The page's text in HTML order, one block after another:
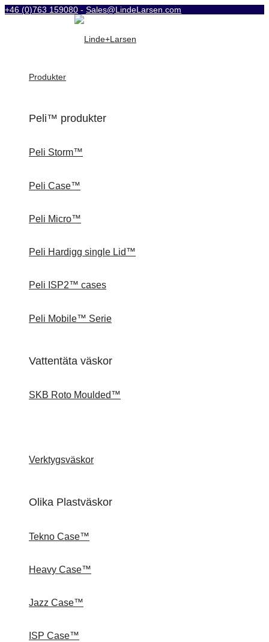
+46 (0)763 159080 - Sales@LindeLarsen.com
Produkter
Peli™ produkter
Peli Storm™
Peli Case™
Peli Micro™
Peli Hardigg single Lid™
Peli ISP2™ cases
Peli Mobile™ Serie
Vattentäta väskor
SKB Roto Moulded™
Verktygsväskor
Olika Plastväskor
Tekno Case™
Heavy Case™
Jazz Case™
ISP Case™